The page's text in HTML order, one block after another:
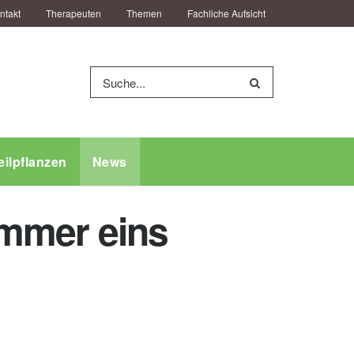
Therapeuten Themen Fachliche Aufsicht
News
eins